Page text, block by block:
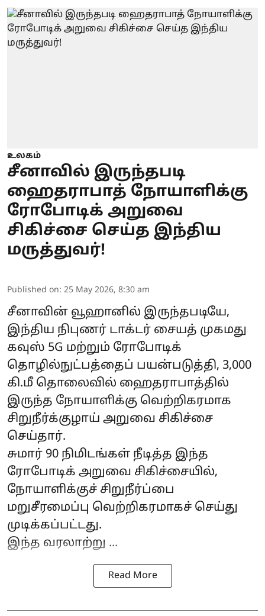
உலகம்
சீனாவில் இருந்தபடி
ஹைதராபாத் நோயாளிக்கு
ரோபோடிக் அறுவை
சிகிச்சை செய்த இந்திய
மருத்துவர்!
Published on: 25 May 2026, 8:30 am
சீனாவின் வூஹானில் இருந்தபடியே,
இந்திய நிபுணர் டாக்டர் சையத் முகமது
கவுஸ் 5G மற்றும் ரோபோடிக்
தொழில்நுட்பத்தைப் பயன்படுத்தி, 3,000
கி.மீ தொலைவில் ஹைதராபாத்தில்
இருந்த நோயாளிக்கு வெற்றிகரமாக
சிறுநீர்க்குழாய் அறுவை சிகிச்சை
செய்தார்.
சுமார் 90 நிமிடங்கள் நீடித்த இந்த
ரோபோடிக் அறுவை சிகிச்சையில்,
நோயாளிக்குச் சிறுநீர்ப்பை
மறுசீரமைப்பு வெற்றிகரமாகச் செய்து
முடிக்கப்பட்டது.
இந்த வரலாற்று ...
Read More